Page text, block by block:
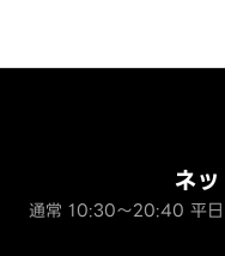
ネ
通常 10:30～20:40 平